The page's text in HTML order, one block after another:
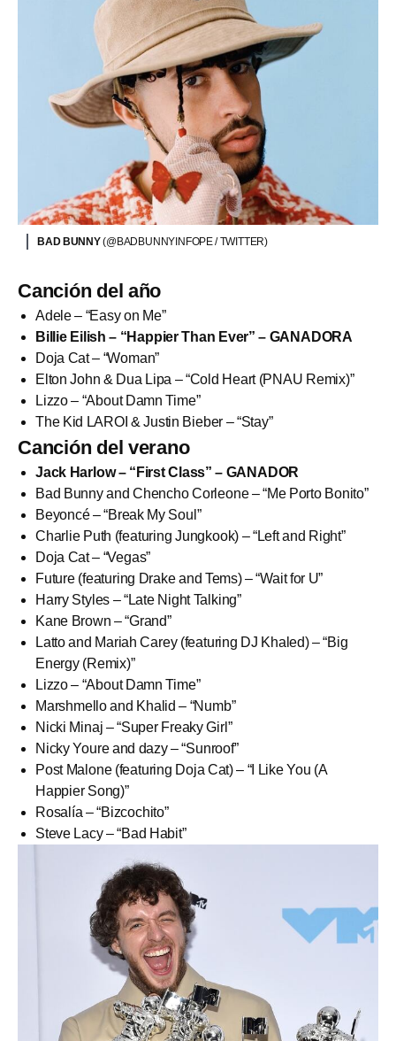
BAD BUNNY(@BADBUNNYINFOPE / TWITTER)
Canción del año
Adele – “Easy on Me”
Billie Eilish – “Happier Than Ever” – GANADORA
Doja Cat – “Woman”
Elton John & Dua Lipa – “Cold Heart (PNAU Remix)”
Lizzo – “About Damn Time”
The Kid LAROI & Justin Bieber – “Stay”
Canción del verano
Jack Harlow – “First Class” – GANADOR
Bad Bunny and Chencho Corleone – “Me Porto Bonito”
Beyoncé – “Break My Soul”
Charlie Puth (featuring Jungkook) – “Left and Right”
Doja Cat – “Vegas”
Future (featuring Drake and Tems) – “Wait for U”
Harry Styles – “Late Night Talking”
Kane Brown – “Grand”
Latto and Mariah Carey (featuring DJ Khaled) – “Big
Energy (Remix)”
Lizzo – “About Damn Time”
Marshmello and Khalid – “Numb”
Nicki Minaj – “Super Freaky Girl”
Nicky Youre and dazy – “Sunroof”
Post Malone (featuring Doja Cat) – “I Like You (A
Happier Song)”
Rosalía – “Bizcochito”
Steve Lacy – “Bad Habit”